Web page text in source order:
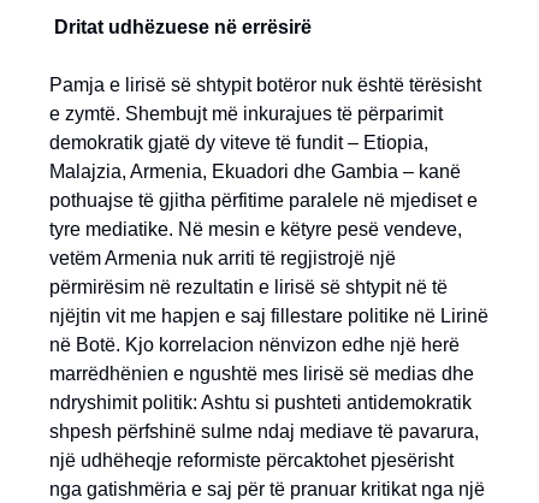
Dritat udhëzuese në errësirë
Pamja e lirisë së shtypit botëror nuk është tërësisht
e zymtë. Shembujt më inkurajues të përparimit
demokratik gjatë dy viteve të fundit – Etiopia,
Malajzia, Armenia, Ekuadori dhe Gambia – kanë
pothuajse të gjitha përfitime paralele në mjediset e
tyre mediatike. Në mesin e këtyre pesë vendeve,
vetëm Armenia nuk arriti të regjistrojë një
përmirësim në rezultatin e lirisë së shtypit në të
njëjtin vit me hapjen e saj fillestare politike në Lirinë
në Botë. Kjo korrelacion nënvizon edhe një herë
marrëdhënien e ngushtë mes lirisë së medias dhe
ndryshimit politik: Ashtu si pushteti antidemokratik
shpesh përfshinë sulme ndaj mediave të pavarura,
një udhëheqje reformiste përcaktohet pjesërisht
nga gatishmëria e saj për të pranuar kritikat nga një